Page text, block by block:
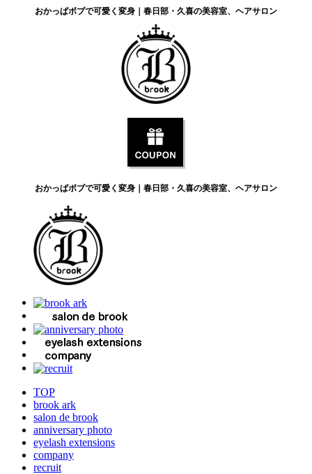
おかっぱボブで可愛く変身｜春日部・久喜の美容室、ヘアサロン
おかっぱボブで可愛く変身｜春日部・久喜の美容室、ヘアサロン
TOP
brook ark
salon de brook
anniversary photo
eyelash extensions
company
recruit